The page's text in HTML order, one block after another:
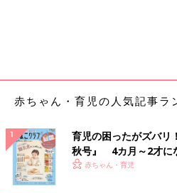
赤ちゃん・育児の人気記事ラ
育児の困ったがズバリ
秋号』 4カ月～2才に
いっぱい！
赤ちゃん・育児